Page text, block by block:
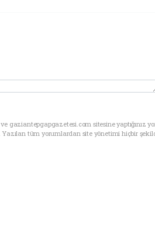
gaziantepgapgazetesi.com sitesine yaptığınız
tüm yorumlardan site yönetimi hiçbir